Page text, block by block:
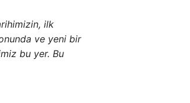
ilk
ve yeni bir
bu yer. Bu